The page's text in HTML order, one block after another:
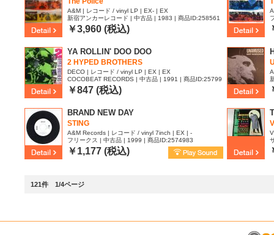
A&M | レコード / vinyl LP | EX- | EX
新宿アンカーレコード | 中古品 | 1983 | 商品ID:258561
2￥3,960 (税込)
YA ROLLIN' DOO DOO
2 HYPED BROTHERS
DECO | レコード / vinyl LP | EX | EX
COCOBEAT RECORDS | 中古品 | 1991 | 商品ID:25799
60
￥847 (税込)
3
BRAND NEW DAY
STING
A&M Records | レコード / vinyl 7inch | EX | -
フリークス | 中古品 | 1999 | 商品ID:2574983
￥1,177 (税込)
121件 1/4ページ